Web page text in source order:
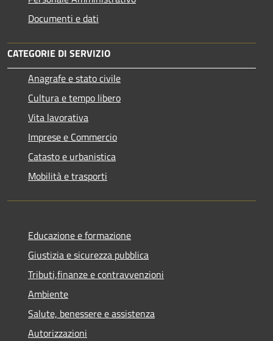
Documenti e dati
CATEGORIE DI SERVIZIO
Anagrafe e stato civile
Cultura e tempo libero
Vita lavorativa
Imprese e Commercio
Catasto e urbanistica
Mobilità e trasporti
Educazione e formazione
Giustizia e sicurezza pubblica
Tributi,finanze e contravvenzioni
Ambiente
Salute, benessere e assistenza
Autorizzazioni